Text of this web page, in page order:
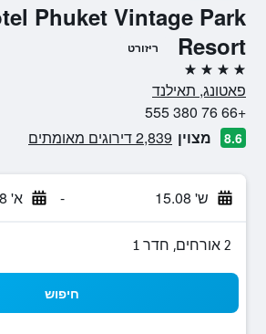
Phuket Vintage Park
Resort
ריזורט
4 כוכבים
פאטונג, תאילנד
+66 76 380 555
8.6 מצוין 2,839 דירוגים מאומתים
ש' 15.08 - א' 16.08
2 אורחים, חדר 1
חיפוש